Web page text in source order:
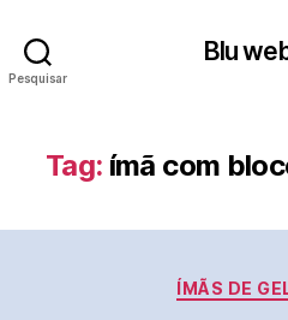
Pesquisar
Blu
Tag: ímã com
ÍMÃS DE